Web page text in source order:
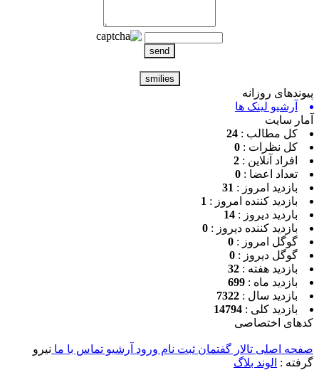
روزانه
آرشیو لینک ها
سایت
کل مطالب :24
کل نظرات : 0
افراد آنلاین :2
تعداد اعضا :0
بازدید امروز : 31
بازدید کننده امروز : 1
باردید دیروز : 14
بازدید کننده دیروز : 0
گوگل امروز : 0
گوگل دیروز : 0
بازدید هفته :32
بازدید ماه :699
بازدید سال :7322
بازدید کلی :14794
اختصاصی
اصلیتالار گفتمانثبت نام ورودآرشیوتماس با مانیرو
:الوند بلاگ